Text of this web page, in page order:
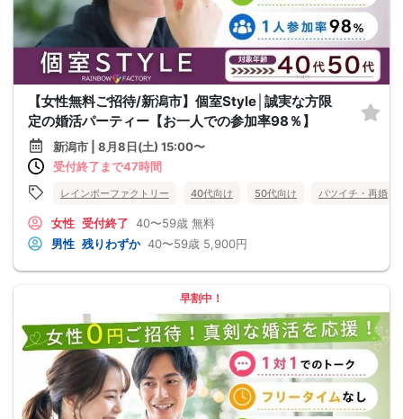
【女性無料ご招待/新潟市】個室Style│誠実な方限
定の婚活パーティー【お一人での参加率98％】
新潟市 | 8月8日(土) 15:00〜
受付終了まで47時間
レインボーファクトリー 40代向け 50代向け バツイチ・再婚
女性 受付終了 40〜59歳 無料
男性 残りわずか 40〜59歳 5,900円
早割中！